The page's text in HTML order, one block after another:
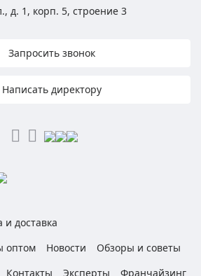
д. 1, корп. 5, строение 3
Запросить звонок
Написать директору
и доставка
оптом
Новости
Обзоры и советы
Контакты Эксперты Франчайзинг